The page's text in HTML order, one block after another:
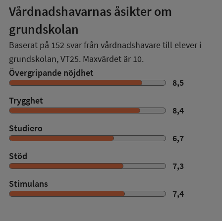
Vårdnadshavarnas åsikter om
grundskolan
Baserat på 152 svar från vårdnadshavare till elever i
grundskolan,VT25. Maxvärdet är 10.
Övergripande nöjdhet
8,5
Trygghet
8,4
Studiero
6,7
Stöd
7,3
Stimulans
7,4